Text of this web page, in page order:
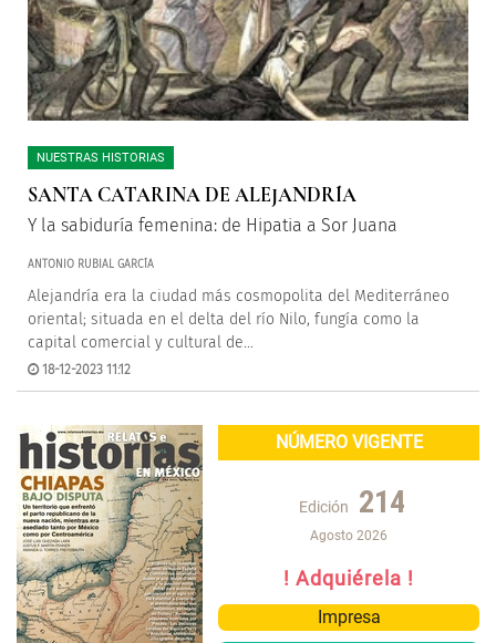
NUESTRAS HISTORIAS
SANTA CATARINA DE ALEJANDRÍA
Y la sabiduría femenina: de Hipatia a Sor Juana
ANTONIO RUBIAL GARCÍA
Alejandría era la ciudad más cosmopolita del Mediterráneo
oriental; situada en el delta del río Nilo, fungía como la
capital comercial y cultural de...
18-12-2023 11:12
NÚMERO VIGENTE
Edición 214
Agosto 2026
! Adquiérela !
Impresa